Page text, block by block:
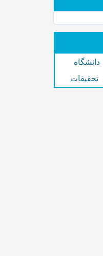
دانشگاه
تحقیقات